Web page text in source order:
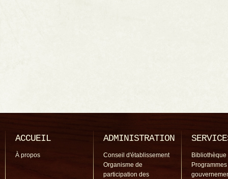
ACCUEIL
À propos
ADMINISTRATION
Conseil d'établissement
Organisme de
participation des
Bibliothèque
Programmes